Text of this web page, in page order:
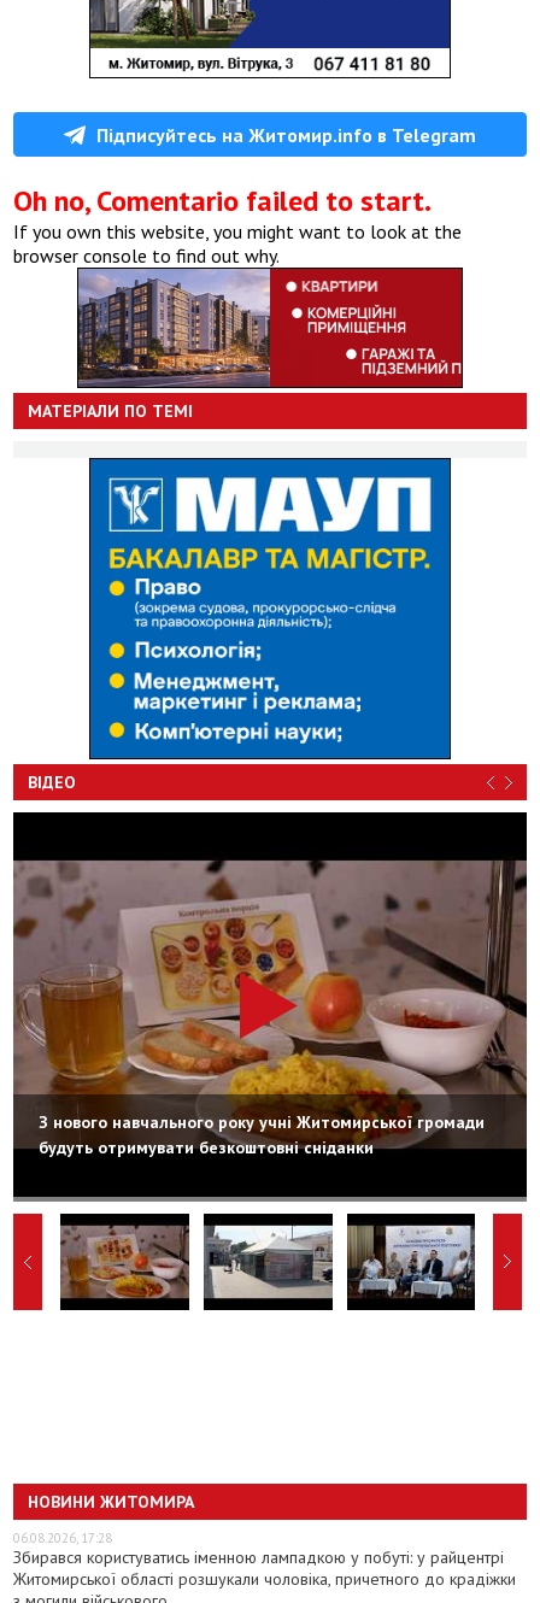
Підписуйтесь на Житомир.info в Telegram
Oh no, Comentario failed to start.
If you own this website, you might want to look at the
browser console to find out why.
МАТЕРІАЛИ ПО ТЕМІ
ВІДЕО
З нового навчального року учні Житомирської громади
будуть отримувати безкоштовні сніданки
НОВИНИ ЖИТОМИРА
06.08.2026, 17:28
Збирався користуватись іменною лампадкою у побуті: у райцентрі
Житомирської області розшукали чоловіка, причетного до крадіжки